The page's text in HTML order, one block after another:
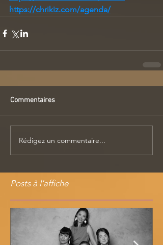
https://chrikiz.com/agenda/
Commentaires
Rédigez un commentaire...
Posts à l'affiche